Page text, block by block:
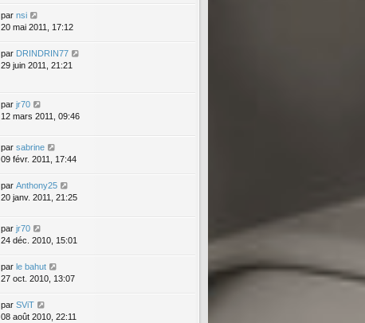
par nsi
20 mai 2011, 17:12
par DRINDRIN77
29 juin 2011, 21:21
par jr70
12 mars 2011, 09:46
par sabrine
09 févr. 2011, 17:44
par Anthony25
20 janv. 2011, 21:25
par jr70
24 déc. 2010, 15:01
par le bahut
27 oct. 2010, 13:07
par SViT
08 août 2010, 22:11